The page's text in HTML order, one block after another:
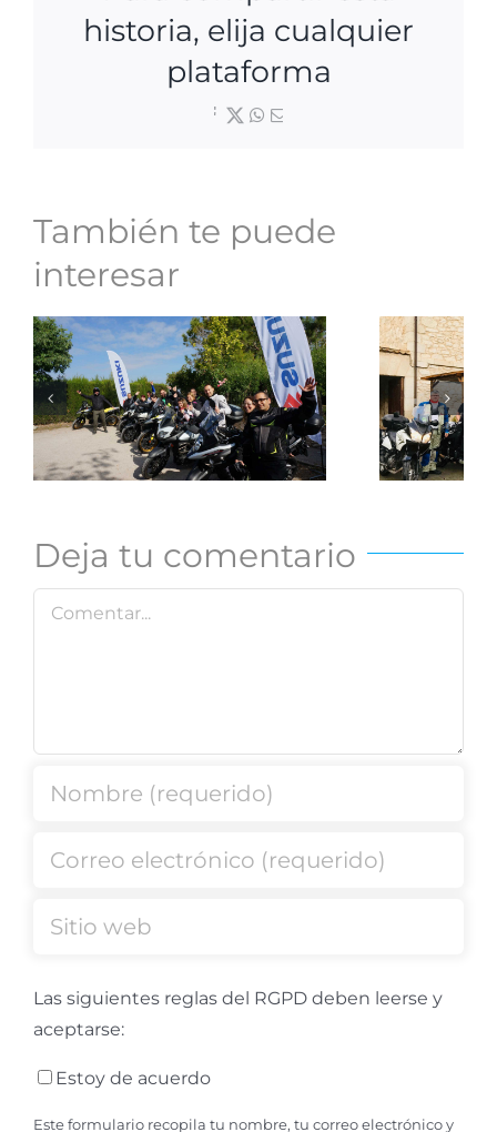
historia, elija cualquier
plataforma
Facebook
X WhatsApp
También te puede
interesar
Resumen de un
2019 sobre
ruedas
Deja tu comentario
Comentar
Las siguientes reglas del RGPD deben leerse y
aceptarse:
Estoy de acuerdo
Este formulario recopila tu nombre, tu correo electrónico y